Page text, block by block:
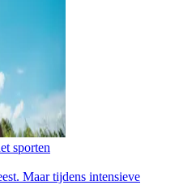
sporten
Maar tijdens intensieve